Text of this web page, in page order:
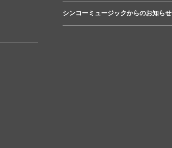
シンコーミュージックからのお知らせ